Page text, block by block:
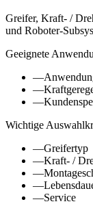
Greifer, Kraft- /
und Roboter-
Geeignete
—
—
—
Wichtige
—Greifertyp
—Kraft- /
—
—
—Service